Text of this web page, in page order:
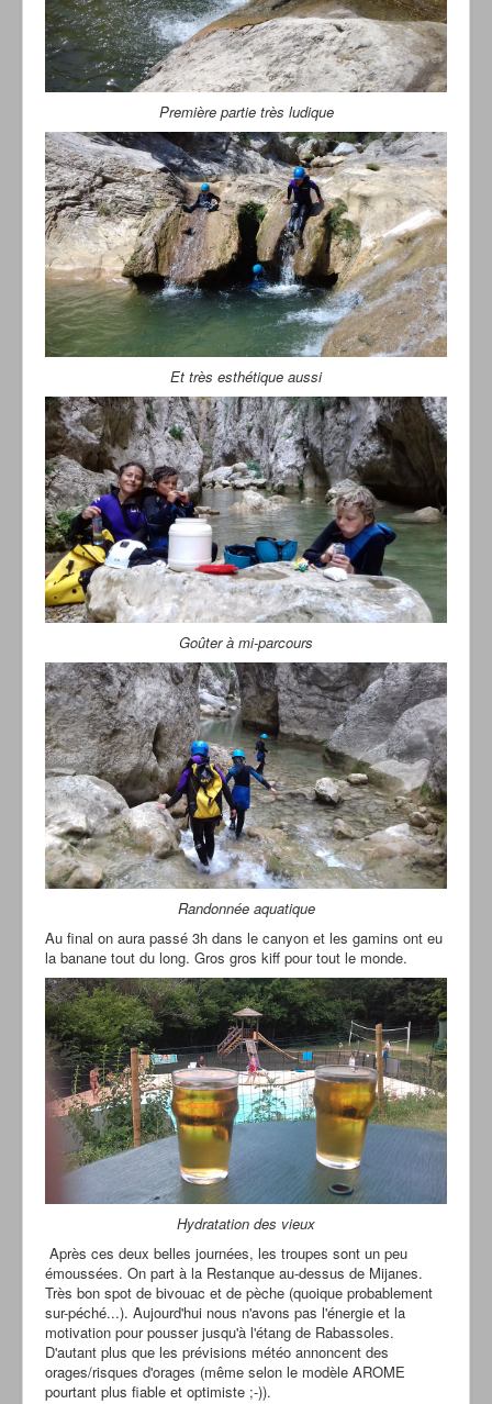
Première partie très ludique
Et très esthétique aussi
Goûter à mi-parcours
Randonnée aquatique
Au final on aura passé 3h dans le canyon et les gamins ont eu
la banane tout du long. Gros gros kiff pour tout le monde.
Hydratation des vieux
Après ces deux belles journées, les troupes sont un peu
émoussées. On part à la Restanque au-dessus de Mijanes.
Très bon spot de bivouac et de pèche (quoique probablement
sur-péché...). Aujourd'hui nous n'avons pas l'énergie et la
motivation pour pousser jusqu'à l'étang de Rabassoles.
D'autant plus que les prévisions météo annoncent des
orages/risques d'orages (même selon le modèle AROME
pourtant plus fiable et optimiste ;-)).